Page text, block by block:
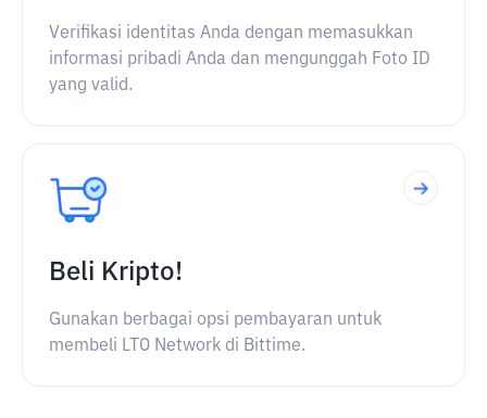
Verifikasi identitas Anda dengan memasukkan
informasi pribadi Anda dan mengunggah Foto ID
yang valid.
Beli Kripto!
Gunakan berbagai opsi pembayaran untuk
membeli LTO Network di Bittime.